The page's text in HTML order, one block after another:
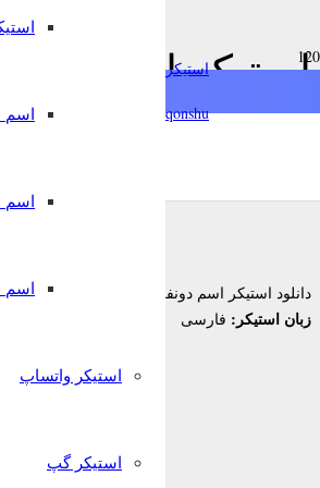
استیکرساز
qonshu@ اسم
اسم
اسم
استیکر واتساپ
استیکر گپ
استیکر اسم
دانلود استیکر اسم دونفره
زبان استیکر: فارسی